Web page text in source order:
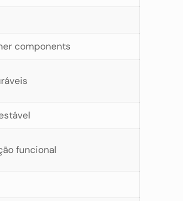
components
funcional